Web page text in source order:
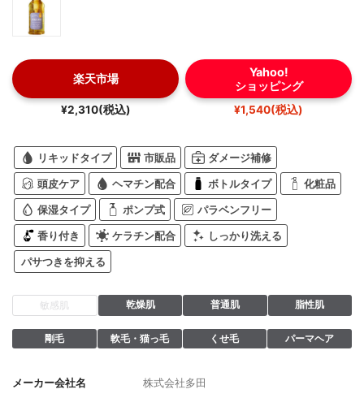
楽天市場
¥2,310(税込)
Yahoo!
ショッピング
¥1,540(税込)
リキッドタイプ 市販品 ダメージ補修
頭皮ケア ヘマチン配合 ボトルタイプ 化粧品
保湿タイプ ポンプ式 パラベンフリー
香り付き ケラチン配合 しっかり洗える
パサつきを抑える
敏感肌 乾燥肌 普通肌 脂性肌
剛毛 軟毛・猫っ毛 くせ毛 パーマヘア
メーカー会社名
株式会社多田